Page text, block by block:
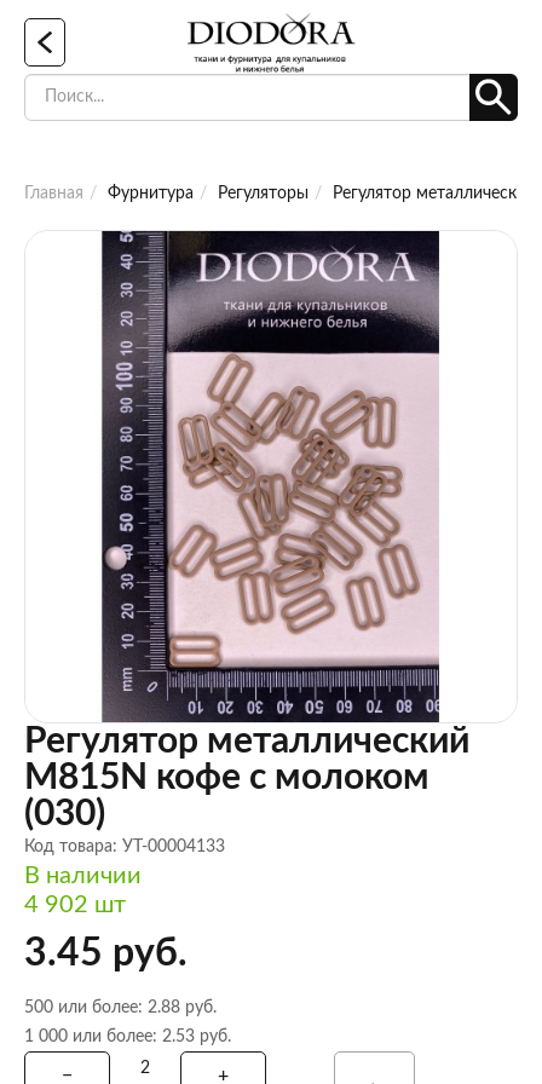
Главная Фурнитура Регуляторы Регулятор
Регулятор металлический
M815N кофе с молоком
(030)
Код товара: УТ-00004133
В наличии
4 902 шт
3.45 руб.
500 или более: 2.88 руб.
1 000 или более: 2.53 руб.